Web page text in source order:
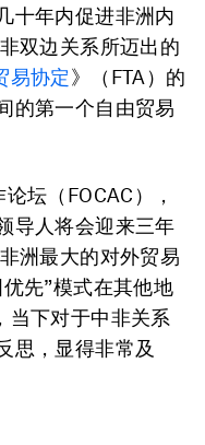
十年内促进非洲内
双边关系所迈出的
易协定》（FTA）的
的第一个自由贸易
坛（FOCAC），
导人将会迎来三年
洲最大的对外贸易
先”模式在其他地
下对于中非关系
思，显得非常及